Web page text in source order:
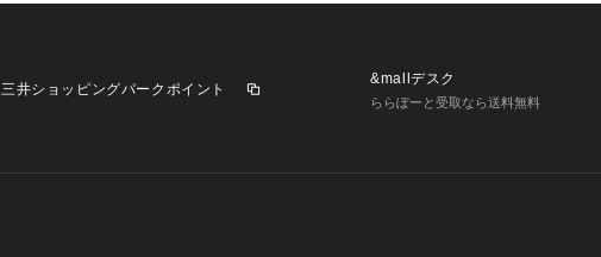
三井ショッピングパークポイント
&mallデスク
ららぽーと受取なら送料無料